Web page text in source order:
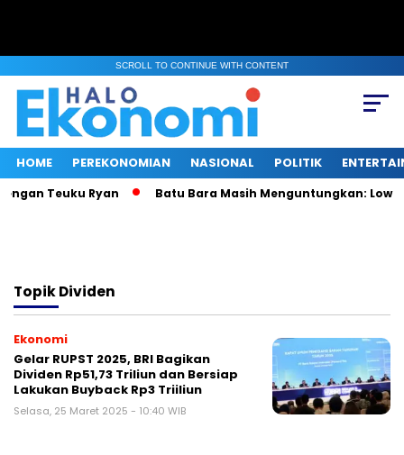
SCROLL TO CONTINUE WITH CONTENT
HOME PEREKONOMIAN NASIONAL POLITIK
Teuku Ryan Batu Bara Masih Menguntungkan: Low
TopikDividen
Ekonomi
Gelar RUPST 2025, BRI Bagikan
Dividen Rp51,73 Triliun dan Bersiap
Lakukan Buyback Rp3 Triiliun
Selasa, 25 Maret 2025 - 10:40 WIB